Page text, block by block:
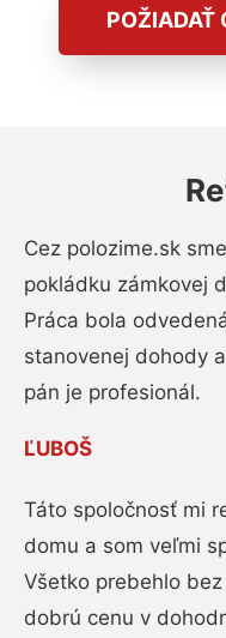
POŽIADAŤ
Cez polozime.sk
pokládku zámkovej
Práca bola
stanovenej dohody
pán je profesionál.
ĽUBOŠ
Táto spoločnosť mi
domu a som veľmi
Všetko prebehlo
dobrú cenu v